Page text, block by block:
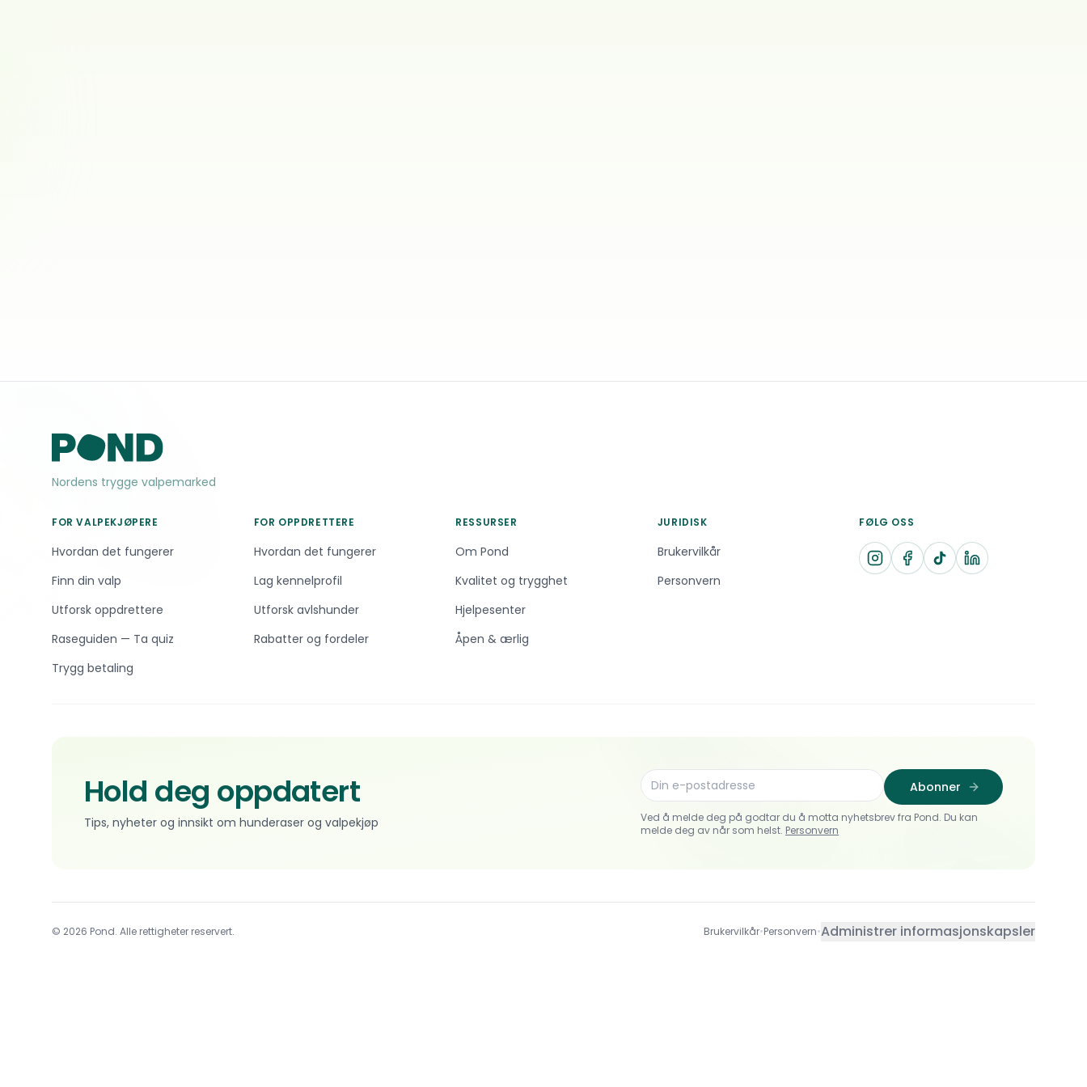
Nordens trygge valpemarked
FOR VALPEKJØPERE
Hvordan det fungerer
Finn din valp
Utforsk oppdrettere
Raseguiden — Ta quiz
Trygg betaling
FOR OPPDRETTERE
Hvordan det fungerer
Lag kennelprofil
Utforsk avlshunder
Rabatter og fordeler
RESSURSER
Om Pond
Kvalitet og trygghet
Hjelpesenter
Åpen & ærlig
JURIDISK
Brukervilkår
Personvern
FØLG OSS
Hold deg oppdatert
Tips, nyheter og innsikt om hunderaser og valpekjøp
Abonner
Ved å melde deg på godtar du å motta nyhetsbrev fra Pond. Du kan
melde deg av når som helst. Personvern
© 2026 Pond. Alle rettigheter reservert. Brukervilkår•Personvern•Administrer informasjonskapsler